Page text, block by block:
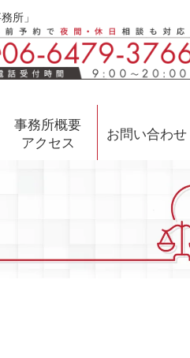
所」
事務所概要
アクセス
お問い合わせ